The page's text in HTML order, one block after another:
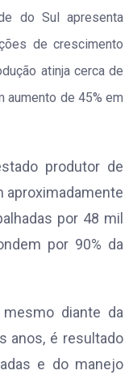
do Sul apresenta
de crescimento
atinja cerca de
aumento de 45% em
produtor de
aproximadamente
por 48 mil
por 90% da
diante da
anos, é resultado
e do manejo